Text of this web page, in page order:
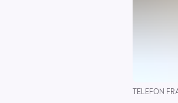
TELEFON